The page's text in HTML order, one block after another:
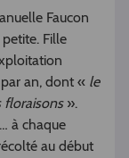
Faucon
Fille
an, dont « le
floraisons».
à chaque
au début